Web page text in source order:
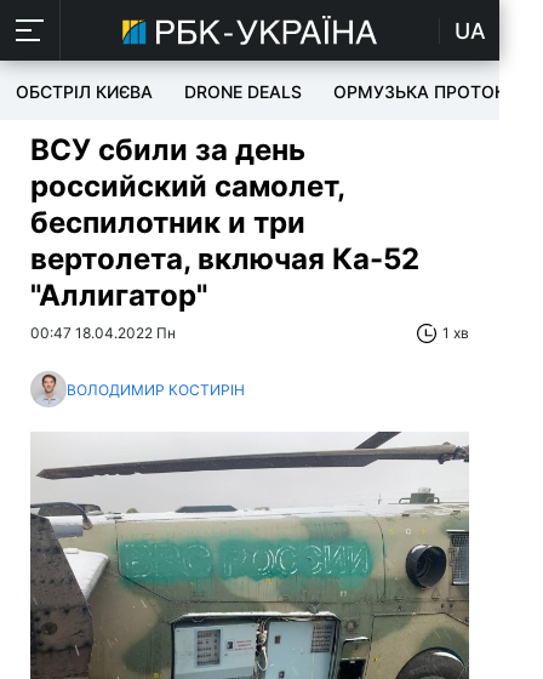
UA
ОБСТРІЛ КИЄВА DRONE DEALS ОРМУЗЬКА ПРОТОКА
ВСУ сбили за день
российский самолет,
беспилотник и три
вертолета, включая Ка-52
"Аллигатор"
00:47 18.04.2022 Пн 1 хв
ВОЛОДИМИР КОСТИРІН